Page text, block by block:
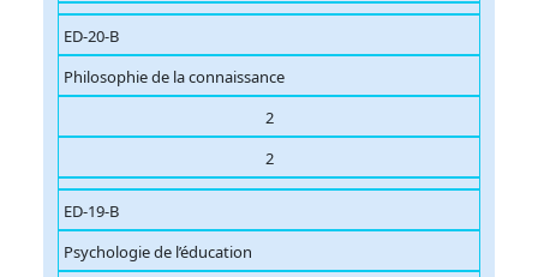
ED-20-B
Philosophie de la connaissance
2
2
ED-19-B
Psychologie de l’éducation